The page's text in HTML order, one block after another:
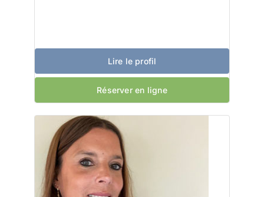
Lire le profil
Réserver en ligne